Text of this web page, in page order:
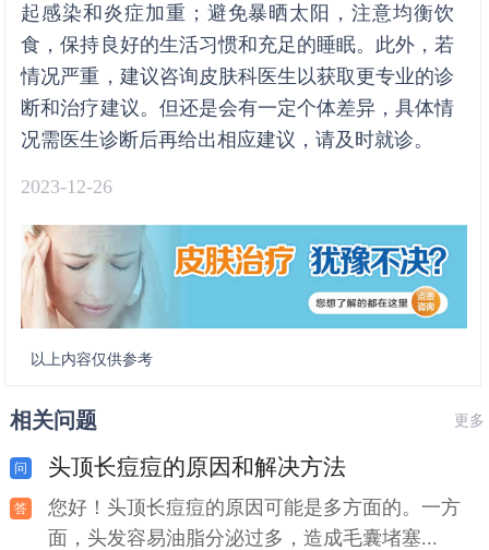
起感染和炎症加重；避免暴晒太阳，注意均衡饮
食，保持良好的生活习惯和充足的睡眠。此外，若
情况严重，建议咨询皮肤科医生以获取更专业的诊
断和治疗建议。但还是会有一定个体差异，具体情
况需医生诊断后再给出相应建议，请及时就诊。
2023-12-26
以上内容仅供参考
相关问题 更多
头顶长痘痘的原因和解决方法
您好！头顶长痘痘的原因可能是多方面的。一方
面，头发容易油脂分泌过多，造成毛囊堵塞...